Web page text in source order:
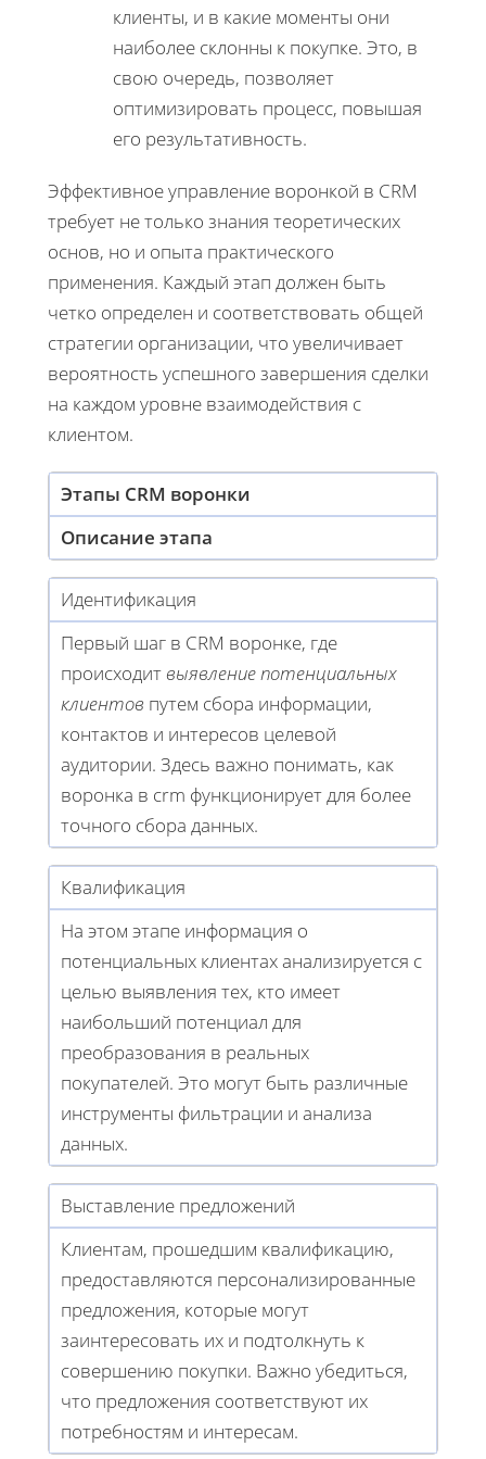
клиенты, и в какие моменты они
наиболее склонны к покупке. Это, в
свою очередь, позволяет
оптимизировать процесс, повышая
его результативность.
Эффективное управление воронкой в CRM
требует не только знания теоретических
основ, но и опыта практического
применения. Каждый этап должен быть
четко определен и соответствовать общей
стратегии организации, что увеличивает
вероятность успешного завершения сделки
на каждом уровне взаимодействия с
клиентом.
Этапы CRM воронки
Описание этапа
Идентификация
Первый шаг в CRM воронке, где
происходит выявление потенциальных
клиентов путем сбора информации,
контактов и интересов целевой
аудитории. Здесь важно понимать, как
воронка в crm функционирует для более
точного сбора данных.
Квалификация
На этом этапе информация о
потенциальных клиентах анализируется с
целью выявления тех, кто имеет
наибольший потенциал для
преобразования в реальных
покупателей. Это могут быть различные
инструменты фильтрации и анализа
данных.
Выставление предложений
Клиентам, прошедшим квалификацию,
предоставляются персонализированные
предложения, которые могут
заинтересовать их и подтолкнуть к
совершению покупки. Важно убедиться,
что предложения соответствуют их
потребностям и интересам.